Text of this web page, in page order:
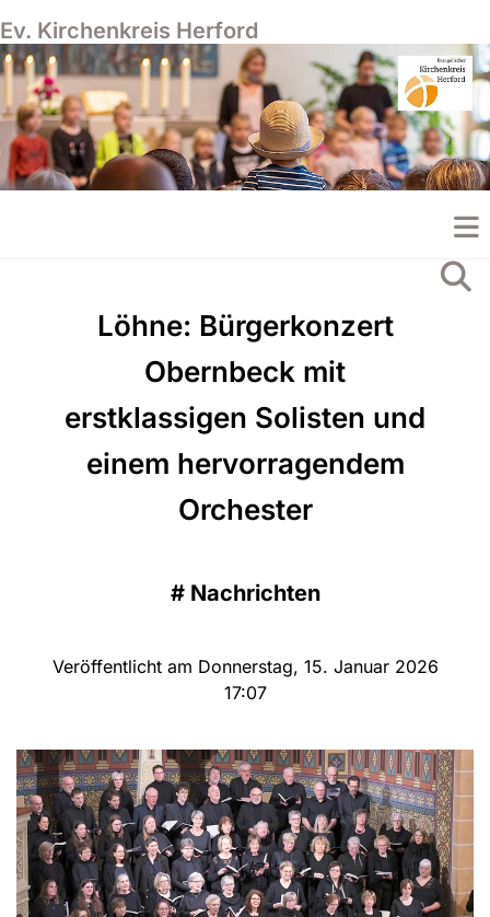
Ev. Kirchenkreis Herford
​Löhne: Bürgerkonzert
Obernbeck mit
erstklassigen Solisten und
einem hervorragendem
Orchester
# Nachrichten
Veröffentlicht am Donnerstag, 15. Januar 2026
17:07